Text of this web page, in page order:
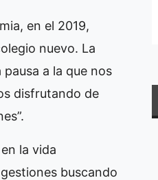
en el 2019,
nuevo. La
a la que nos
disfrutando de
la vida
buscando